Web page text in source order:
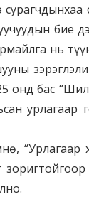
бие
нь
онд бас
урлагаар
“Урлагаар